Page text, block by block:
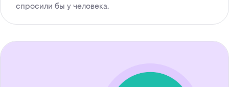
спросили бы у человека.